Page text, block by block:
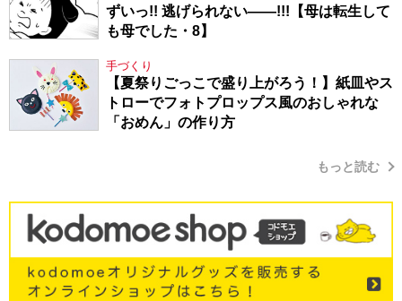
ずいっ!! 逃げられない――!!!【母は転生して
も母でした・8】
手づくり
【夏祭りごっこで盛り上がろう！】紙皿やス
トローでフォトプロップス風のおしゃれな
「おめん」の作り方
もっと読む